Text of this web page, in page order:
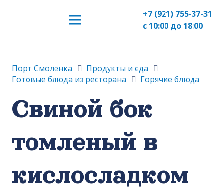
+7 (921) 755-37-31
с 10:00 до 18:00
Порт Смоленка
Продукты и еда
Готовые блюда из ресторана
Горячие блюда
Свиной бок
томленый в
кислосладком